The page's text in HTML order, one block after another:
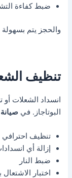
ضبط كفاءة
والحجز يتم
تنظيف
انسداد الشعلات أو
البوتاجاز. فيصيانة
تنظيف احترافي
إزالة أي
ضبط النار
اختبار الاشتعال